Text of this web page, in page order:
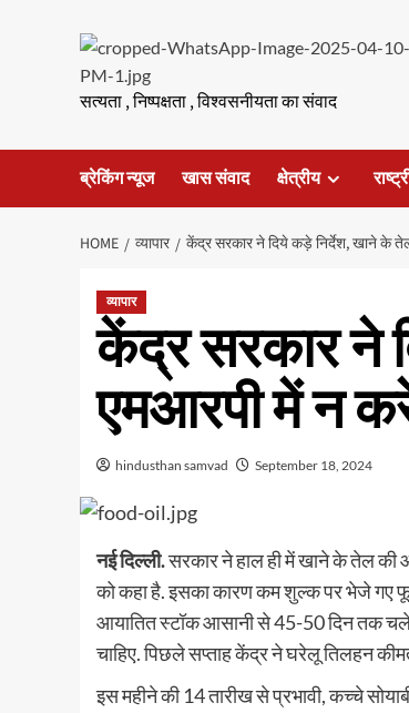
सत्यता , निष्पक्षता , विश्वसनीयता का संवाद
ब्रेकिंग न्यूज खास संवाद क्षेत्रीय
HOME व्यापार केंद्र सरकार ने दिये कड़े निर्देश, खाने के
व्यापार
केंद्र सरकार ने
एमआरपी में न
hindusthan samvad September 18, 2024
नई दिल्‍ली.सरकार ने हाल ही में खाने के तेल की
को कहा है. इसका कारण कम शुल्क पर भेजे गए
आयातित स्टॉक आसानी से 45-50 दिन तक
चाहिए. पिछले सप्ताह केंद्र ने घरेलू तिलहन
इस महीने की 14 तारीख से प्रभावी, कच्चे